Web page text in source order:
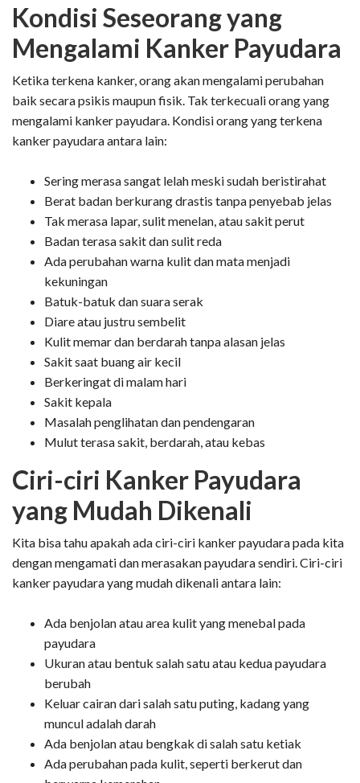
Kondisi Seseorang yang
Mengalami Kanker Payudara
Ketika terkena kanker, orang akan mengalami perubahan
baik secara psikis maupun fisik. Tak terkecuali orang yang
mengalami kanker payudara. Kondisi orang yang terkena
kanker payudara antara lain:
Sering merasa sangat lelah meski sudah beristirahat
Berat badan berkurang drastis tanpa penyebab jelas
Tak merasa lapar, sulit menelan, atau sakit perut
Badan terasa sakit dan sulit reda
Ada perubahan warna kulit dan mata menjadi
kekuningan
Batuk-batuk dan suara serak
Diare atau justru sembelit
Kulit memar dan berdarah tanpa alasan jelas
Sakit saat buang air kecil
Berkeringat di malam hari
Sakit kepala
Masalah penglihatan dan pendengaran
Mulut terasa sakit, berdarah, atau kebas
Ciri-ciri Kanker Payudara
yang Mudah Dikenali
Kita bisa tahu apakah ada ciri-ciri kanker payudara pada kita
dengan mengamati dan merasakan payudara sendiri. Ciri-ciri
kanker payudara yang mudah dikenali antara lain:
Ada benjolan atau area kulit yang menebal pada
payudara
Ukuran atau bentuk salah satu atau kedua payudara
berubah
Keluar cairan dari salah satu puting, kadang yang
muncul adalah darah
Ada benjolan atau bengkak di salah satu ketiak
Ada perubahan pada kulit, seperti berkerut dan